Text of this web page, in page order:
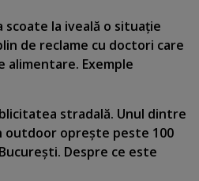
scoate la iveală o situaţie
de reclame cu doctori care
alimentare. Exemple
stradală. Unul dintre
outdoor opreşte peste 100
Despre ce este